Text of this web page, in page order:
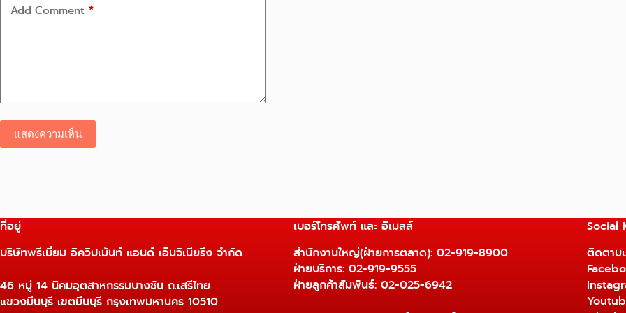
Add Comment *
แสดงความเห็น
ที่อยู่
บริษัทพรีเมี่ยม อิควิปเม้นท์ แอนด์ เอ็นจิเนียริ่ง จำกัด
46 หมู่ 14 นิคมอุตสาหกรรมบางชัน ถ.เสรีไทย
แขวงมีนบุรี เขตมีนบุรี กรุงเทพมหานคร 10510
เบอร์โทรศัพท์ และ อีเมลล์
สำนักงานใหญ่(ฝ่ายการตลาด): 02-919-8900
ฝ่ายบริการ: 02-919-9555
ฝ่ายลูกค้าสัมพันธ์: 02-025-6942
Social
ติดตาม